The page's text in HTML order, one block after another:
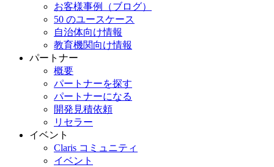
お客様事例（ブログ）
50 のユースケース
自治体向け情報
教育機関向け情報
パートナー
概要
パートナーを探す
パートナーになる
開発見積依頼
リセラー
イベント
Claris コミュニティ
イベント